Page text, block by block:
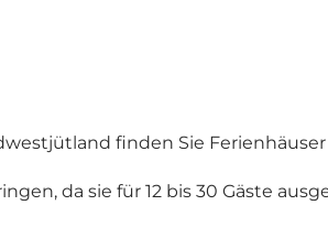
finden Sie
da sie für 12 bis 30 Gäste